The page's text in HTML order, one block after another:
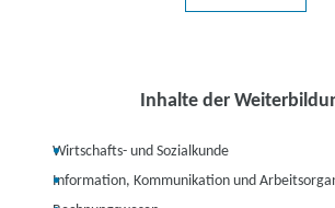
Inhalte der
Wirtschafts- und Sozialkunde
Information, Kommunikation und